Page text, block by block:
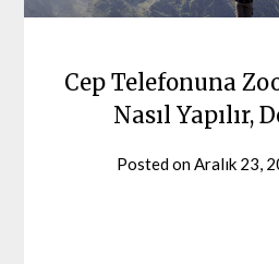
Cep Telefonuna
Nasıl Yapılır,
Posted on Aralık 23,